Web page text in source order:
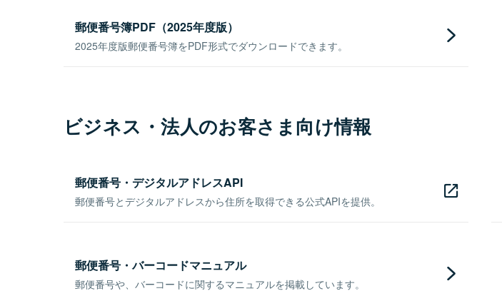
郵便番号簿PDF（2025年度版）
2025年度版郵便番号簿をPDF形式でダウンロードできます。
ビジネス・法人のお客さま向け情報
郵便番号・デジタルアドレスAPI
郵便番号とデジタルアドレスから住所を取得できる公式APIを提供。
郵便番号・バーコードマニュアル
郵便番号や、バーコードに関するマニュアルを掲載しています。